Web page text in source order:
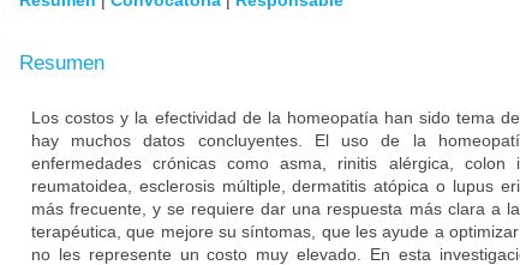
Resumen
Los costos y la efectividad de la homeopatía han sido tema
hay muchos datos concluyentes. El uso de la
enfermedades crónicas como asma, rinitis alérgica, colon
reumatoidea, esclerosis múltiple, dermatitis atópica o lupus
más frecuente, y se requiere dar una respuesta más clara a
terapéutica, que mejore su síntomas, que les ayude a
no les represente un costo muy elevado. En esta